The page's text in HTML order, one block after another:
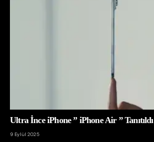
Ultra İnce iPhone ” iPhone Air ” Tanıtıldı
9 Eylül 2025